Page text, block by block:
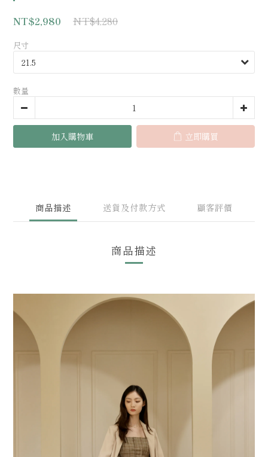
NT$2,980 NT$4,280
尺寸
數量
加入購物車 立即購買
商品描述 送貨及付款方式 顧客評價
商品描述